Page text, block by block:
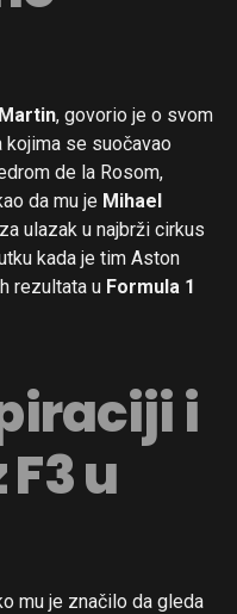
, govorio je o svom
se suočavao
de la Rosom,
da mu je Mihael
ulazak u najbrži cirkus
kada je tim Aston
rezultata u Formula 1
i
u
mu je značilo da gleda